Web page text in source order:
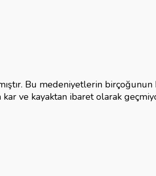
Bu medeniyetlerin
ve kayaktan ibaret olarak